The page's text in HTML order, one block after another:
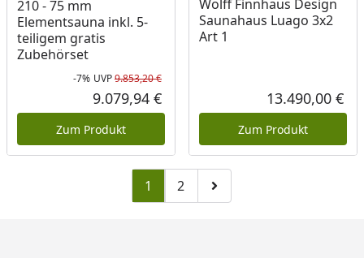
210 - 75 mm
Elementsauna inkl. 5-
teiligem gratis
Zubehörset
Rabatt in Prozent
-7%
Ursprünglicher Preis
UVP9.853,20 €
Aktueller Preis
9.079,94 €
Zum Produkt
Wolff Finnhaus Design
Saunahaus Luago 3x2
Art 1
13.490,00 €
Zum Produkt
1 Zu Seite 2
2 Zur nächsten Seite